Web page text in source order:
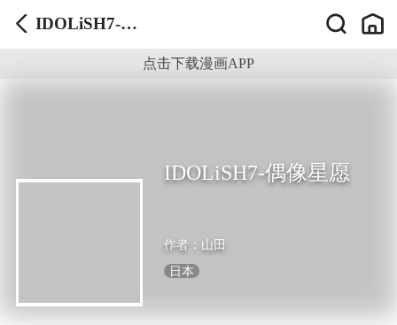
IDOLiSH7-偶
点击下载漫画APP
IDOLiSH7-偶像星愿
作者： 山田
日本